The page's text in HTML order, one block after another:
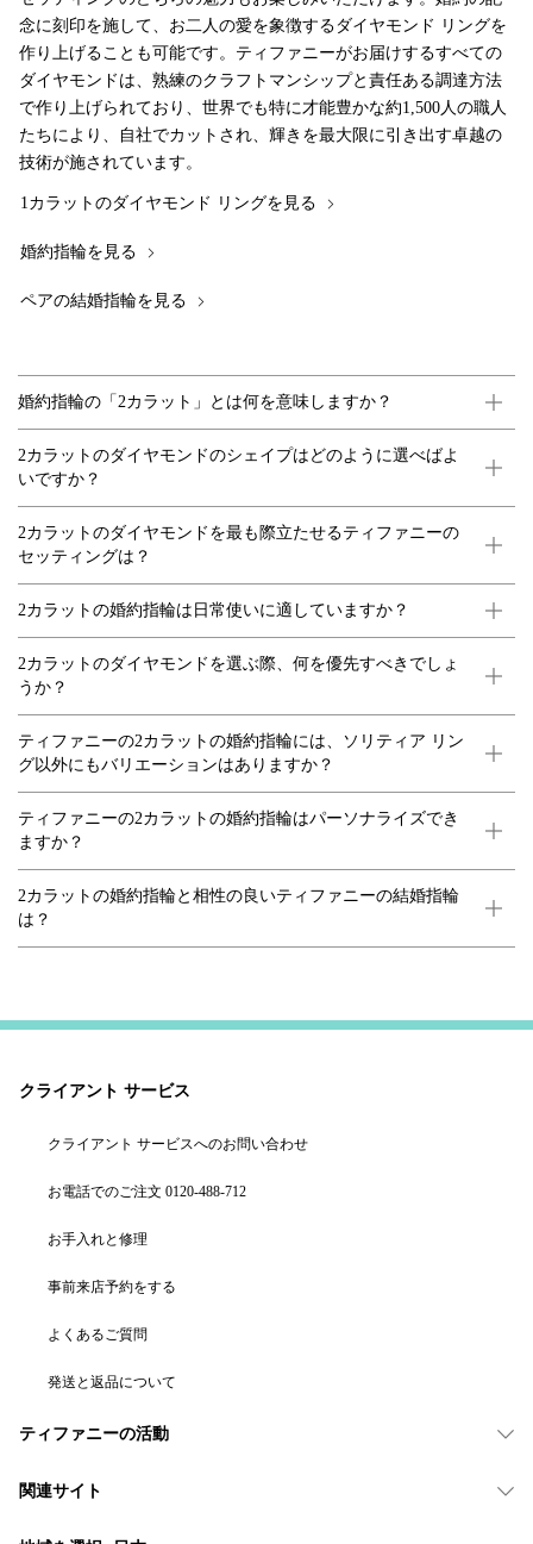
念に刻印を施して、お二人の愛を象徴するダイヤモンド リングを
作り上げることも可能です。ティファニーがお届けするすべての
ダイヤモンドは、熟練のクラフトマンシップと責任ある調達方法
で作り上げられており、世界でも特に才能豊かな約1,500人の職人
たちにより、自社でカットされ、輝きを最大限に引き出す卓越の
技術が施されています。
1カラットのダイヤモンド リングを見る
婚約指輪を見る
ペアの結婚指輪を見る
婚約指輪の「2カラット」とは何を意味しますか？
2カラットのダイヤモンドのシェイプはどのように選べばよ
いですか？
2カラットのダイヤモンドを最も際立たせるティファニーの
セッティングは？
2カラットの婚約指輪は日常使いに適していますか？
2カラットのダイヤモンドを選ぶ際、何を優先すべきでしょ
うか？
ティファニーの2カラットの婚約指輪には、ソリティア リン
グ以外にもバリエーションはありますか？
ティファニーの2カラットの婚約指輪はパーソナライズでき
ますか？
2カラットの婚約指輪と相性の良いティファニーの結婚指輪
は？
クライアント サービス
クライアント サービスへのお問い合わせ
お電話でのご注文 0120-488-712
お手入れと修理
事前来店予約をする
よくあるご質問
発送と返品について
ティファニーの活動
関連サイト